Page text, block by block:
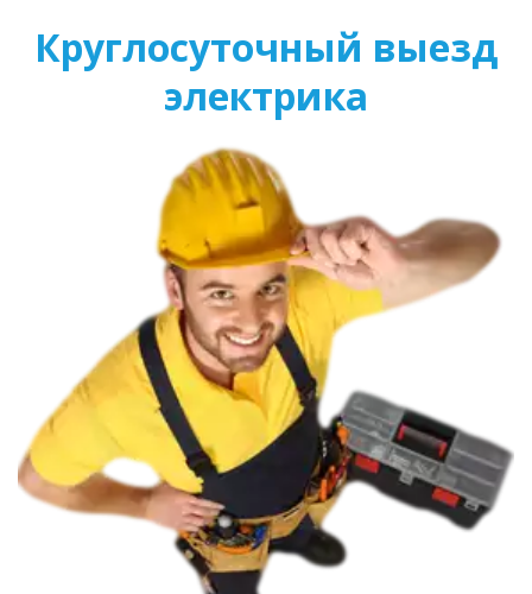
Круглосуточный выезд
электрика